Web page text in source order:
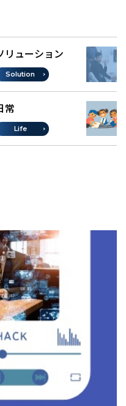
リューション
Solution
常
Life